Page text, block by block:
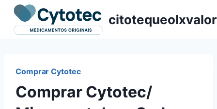
Pular
para
citotequeolxvalor
Comprar Cytotec
Comprar Cytotec/